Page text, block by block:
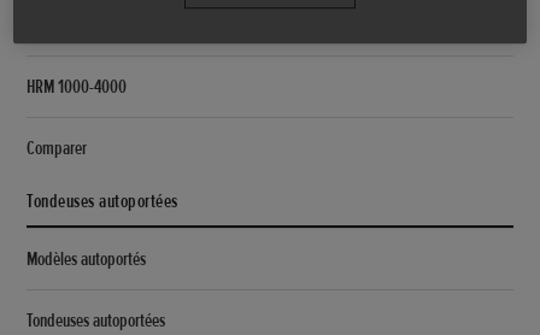
HRM 1000-4000
Comparer
Tondeuses autoportées
Modèles autoportés
Tondeuses autoportées